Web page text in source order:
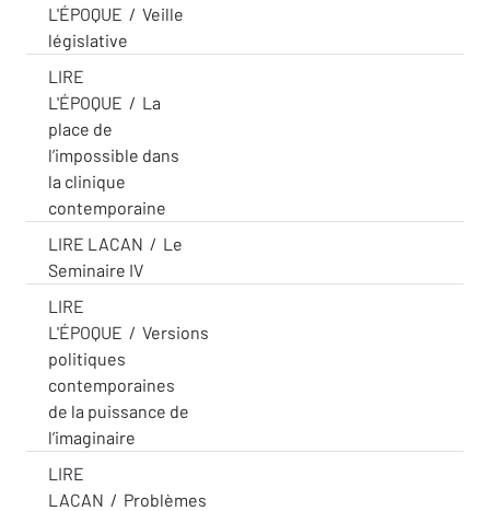
L'ÉPOQUE / Veille
législative
LIRE
L'ÉPOQUE / La
place de
l’impossible dans
la clinique
contemporaine
LIRE LACAN / Le
Seminaire IV
LIRE
L'ÉPOQUE / Versions
politiques
contemporaines
de la puissance de
l’imaginaire
LIRE
LACAN / Problèmes